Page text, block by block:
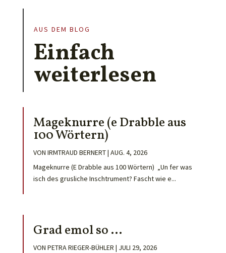
AUS DEM BLOG
Einfach
weiterlesen
Mageknurre (e Drabble aus
100 Wörtern)
VON IRMTRAUD BERNERT| AUG. 4, 2026
Mageknurre (E Drabble aus 100 Wörtern) „Un fer was
isch des grusliche Inschtrument? Fascht wie e...
Grad emol so …
VON PETRA RIEGER-BÜHLER | JULI 29, 2026